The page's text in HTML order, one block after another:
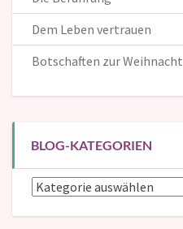
Dem Leben vertrauen
Botschaften zur Weihnacht
BLOG-KATEGORIEN
Blog-